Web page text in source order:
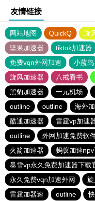
友情链接
网站地图 QuickQ 旋
坚果加速器
tiktok加速器
免费vqn外网加速
小蓝鸟
旋风加速器
八戒看书
黑豹加速器
一元机场
outline
outline 海外
酷通加速器
雷霆vp加速
outline
外网加速免费软
火箭加速器
蚂蚁加速
暴雪vp永久免费加速器下载
永久免费vqn加速外网
雷霆加器速
outline